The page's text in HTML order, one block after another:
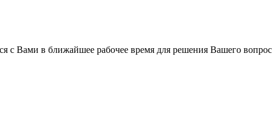
с Вами в ближайшее рабочее время для решения Вашего